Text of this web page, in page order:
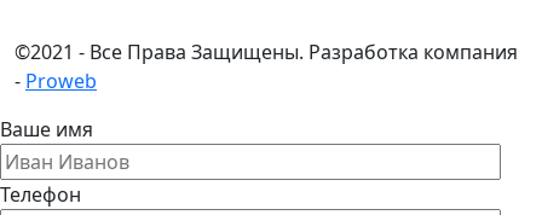
©2021 - Все Права Защищены. Разработка компания
- Proweb
Ваше имя
Телефон